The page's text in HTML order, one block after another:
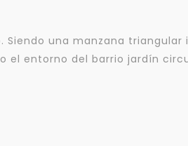
una manzana
el entorno del barrio jardín